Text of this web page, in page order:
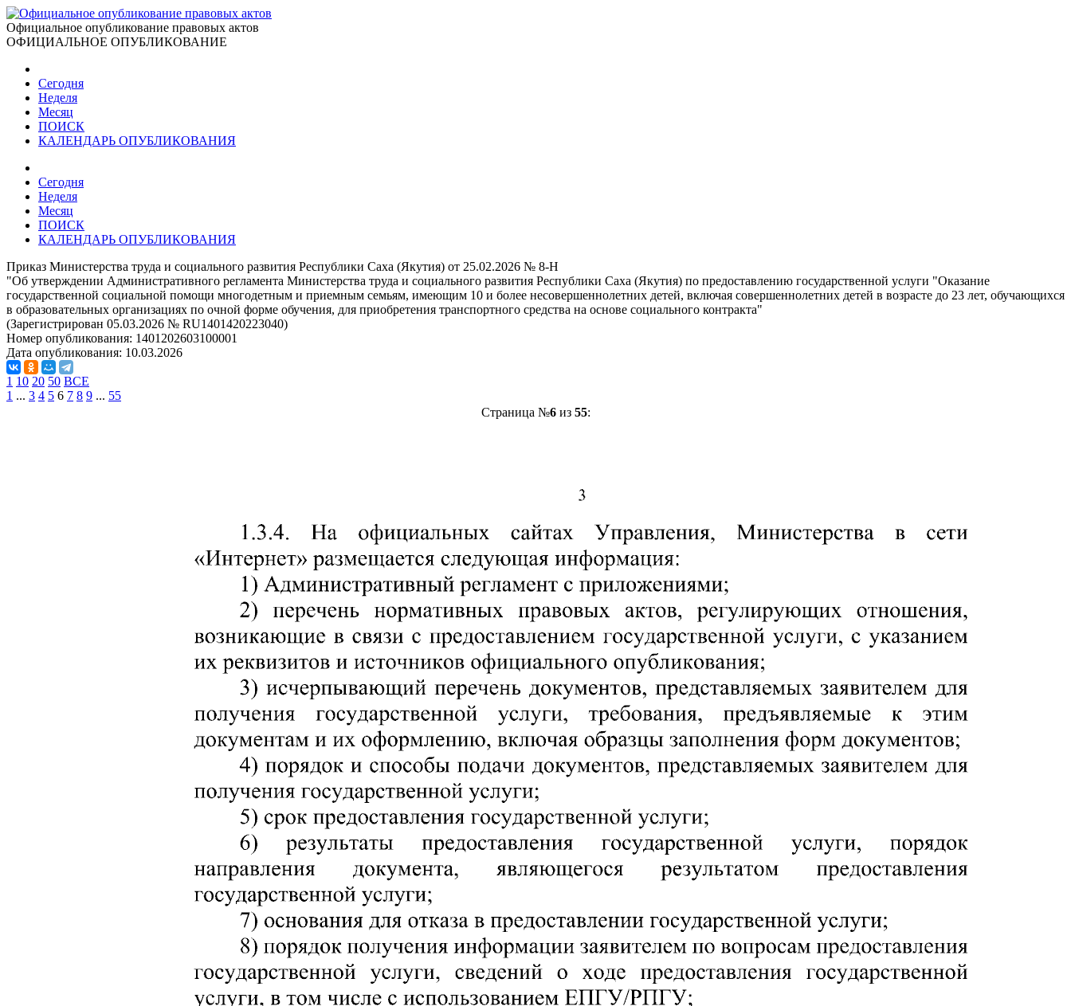
Официальное опубликование правовых актов
ОФИЦИАЛЬНОЕ ОПУБЛИКОВАНИЕ
Сегодня
Неделя
Месяц
ПОИСК
КАЛЕНДАРЬ ОПУБЛИКОВАНИЯ
Сегодня
Неделя
Месяц
ПОИСК
КАЛЕНДАРЬ ОПУБЛИКОВАНИЯ
Приказ Министерства труда и социального развития Республики Саха (Якутия) от 25.02.2026 № 8-Н
"Об утверждении Административного регламента Министерства труда и социального развития Республики Саха (Якутия) по предоставлению государственной услуги "Оказание
государственной социальной помощи многодетным и приемным семьям, имеющим 10 и более несовершеннолетних детей, включая совершеннолетних детей в возрасте до 23 лет, обучающихся
в образовательных организациях по очной форме обучения, для приобретения транспортного средства на основе социального контракта"
(Зарегистрирован 05.03.2026 № RU1401420223040)
Номер опубликования: 1401202603100001
Дата опубликования: 10.03.2026
1 10 20 50 ВСЕ
1 ... 3 4 5 6 7 8 9 ... 55
Страница №6из 55: